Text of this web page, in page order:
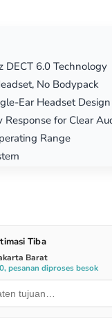
DECT 6.0 Technology
No Bodypack
Ear Headset Design
Response for Clear
Range
Tiba
Barat
pesanan diproses besok